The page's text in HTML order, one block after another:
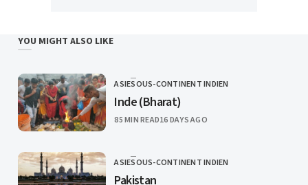
YOU MIGHT ALSO LIKE
CATEGORY
ASIESOUS-CONTINENT INDIEN
Inde (Bharat)
85 MIN READPUBLISHED
16 DAYS AGO
CATEGORY
ASIESOUS-CONTINENT INDIEN
Pakistan